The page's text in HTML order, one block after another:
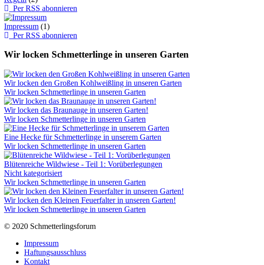
Per RSS abonnieren
Impressum (1)
Per RSS abonnieren
Wir locken Schmetterlinge in unseren Garten
Wir locken den Großen Kohlweißling in unseren Garten
Wir locken Schmetterlinge in unseren Garten
Wir locken das Braunauge in unseren Garten!
Wir locken Schmetterlinge in unseren Garten
Eine Hecke für Schmetterlinge in unserem Garten
Wir locken Schmetterlinge in unseren Garten
Blütenreiche Wildwiese - Teil 1: Vorüberlegungen
Nicht kategorisiert
Wir locken Schmetterlinge in unseren Garten
Wir locken den Kleinen Feuerfalter in unseren Garten!
Wir locken Schmetterlinge in unseren Garten
© 2020 Schmetterlingsforum
Impressum
Haftungsausschluss
Kontakt